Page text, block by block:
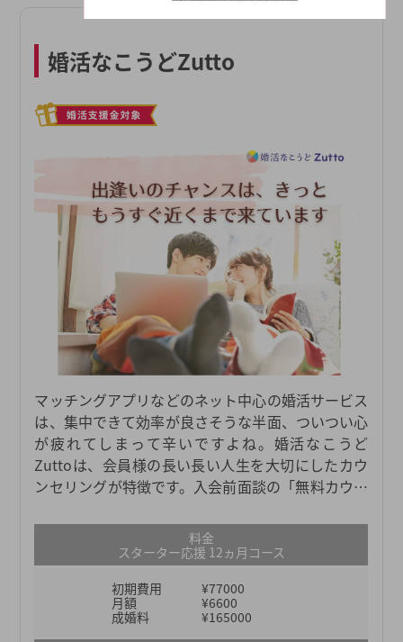
婚活なこうどZutto
マッチングアプリなどのネット中心の婚活サービス
は、集中できて効率が良さそうな半面、ついつい心
が疲れてしまって辛いですよね。婚活なこうど
Zuttoは、会員様の長い長い人生を大切にしたカウ
ンセリングが特徴です。入会前面談の「無料カウン
ご希望など何でも聞かせてください。辛かった思い
出は自分の資産に変えて、心の健康を大切にしなが
ら笑顔の婚活を一緒に目指しましょう。
料金
スターター応援 12ヵ月コース
初期費用
¥77000
月額
¥6600
成婚料
¥165000